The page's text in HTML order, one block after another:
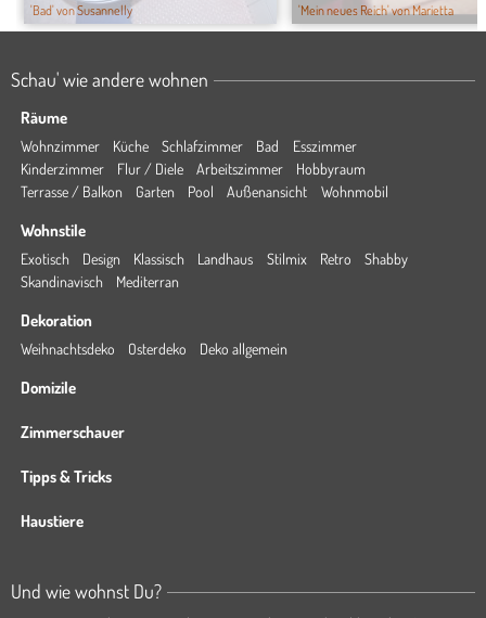
'Bad' von Susannelly 'Mein neues Reich' von Marietta
Schau' wie andere wohnen
Räume
Wohnzimmer Küche Schlafzimmer Bad
Esszimmer
Kinderzimmer
Flur / Diele Arbeitszimmer
Hobbyraum
Terrasse / Balkon
Garten Pool Außenansicht Wohnmobil
Wohnstile
Exotisch Design Klassisch Landhaus Stilmix Retro
Shabby
Skandinavisch
Mediterran
Dekoration
Weihnachtsdeko Osterdeko Deko allgemein
Domizile
Zimmerschauer
Tipps & Tricks
Haustiere
Und wie wohnst Du?